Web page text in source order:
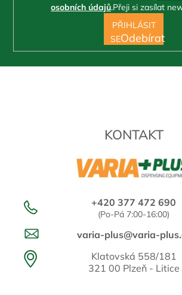
KONTAKT
+420 377 472 690
(Po-Pá 7:00-16:00)
varia-plus@varia-
Klatovská 558/181
321 00 Plzeň - Litice
osobních údajů.Přeji si zasílat
PŘIHLÁSIT
SE